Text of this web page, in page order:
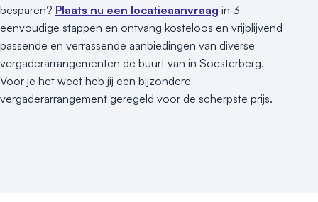
besparen? Plaats nu een locatieaanvraag in 3
eenvoudige stappen en ontvang kosteloos en vrijblijvend
passende en verrassende aanbiedingen van diverse
vergaderarrangementen de buurt van in Soesterberg.
Voor je het weet heb jij een bijzondere
vergaderarrangement geregeld voor de scherpste prijs.